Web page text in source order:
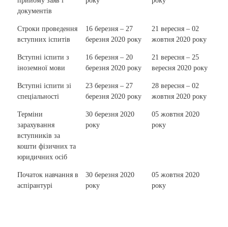
документів
Строки проведення
вступних іспитів
16 березня – 27
березня 2020 року
21 вересня – 02
жовтня 2020 року
Вступні іспити з
іноземної мови
16 березня – 20
березня 2020 року
21 вересня – 25
вересня 2020 року
Вступні іспити зі
спеціальності
23 березня – 27
березня 2020 року
28 вересня – 02
жовтня 2020 року
Терміни
зарахування
вступників за
кошти фізичних та
юридичних осіб
30 березня 2020
року
05 жовтня 2020
року
Початок навчання в
аспірантурі
30 березня 2020
року
05 жовтня 2020
року